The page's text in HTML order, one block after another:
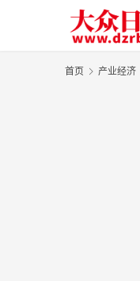
首页 产业经济